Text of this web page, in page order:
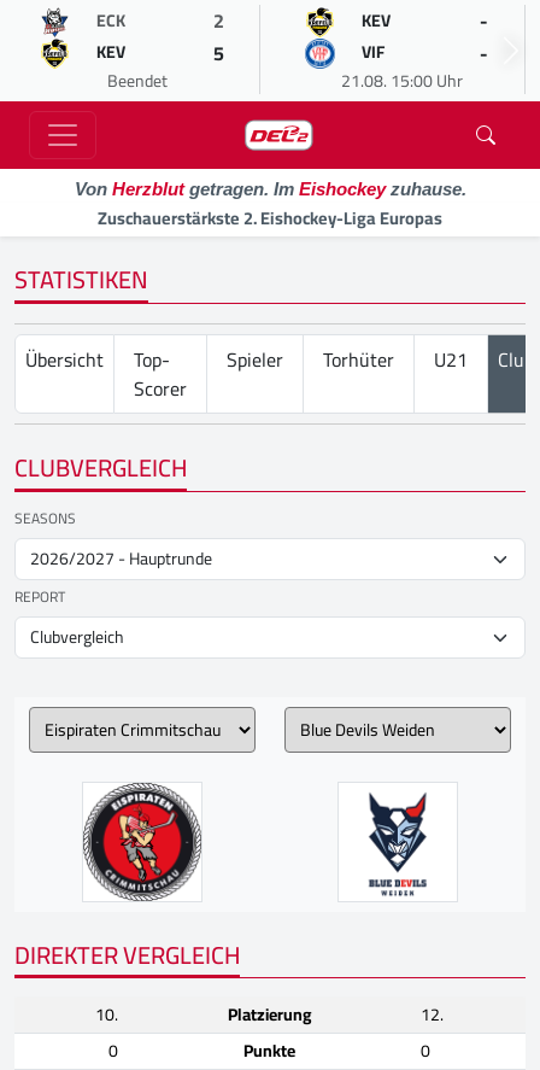
ECK 2
KEV 5
Beendet
KEV -
VIF -
21.08. 15:00 Uhr
Von Herzblutgetragen. Im Eishockeyzuhause.
Zuschauerstärkste 2. Eishockey-Liga Europas
STATISTIKEN
Übersicht
Top-
Scorer
Spieler Torhüter U21
CLUBVERGLEICH
SEASONS
REPORT
DIREKTER VERGLEICH
10. Platzierung
12.
0
Punkte
0